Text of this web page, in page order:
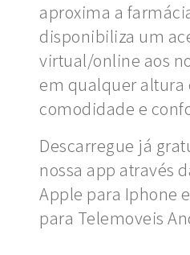
aproxima a
disponibiliza um
virtual/online aos
em qualquer altura
comodidade e
Descarregue já
nossa app através
Apple para Iphone
para Telemoveis